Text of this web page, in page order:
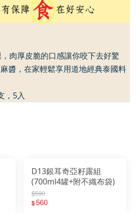
肉厚皮脆的口感讓你咬下去好驚
醬，在家輕鬆享用道地經典泰國料
， 5入
D13銀耳奇亞籽露組
(700ml4罐+附不織布袋)
$590
$560